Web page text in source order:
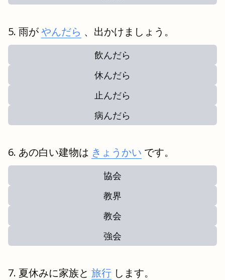
雨がやんだら 、出かけましょう。
飲んだら
休んだら
止んだら
病んだら
あの白い建物は きょうかい です。
協会
教界
教会
強会
夏休みに家族と 旅行 します。